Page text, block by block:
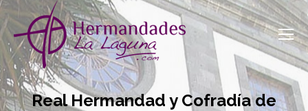
Real Hermandad y Cofradía de